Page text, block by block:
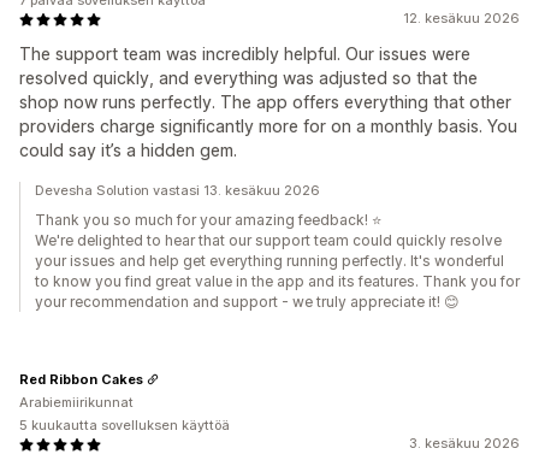
12. kesäkuu 2026
The support team was incredibly helpful. Our issues were
resolved quickly, and everything was adjusted so that the
shop now runs perfectly. The app offers everything that other
providers charge significantly more for on a monthly basis. You
could say it’s a hidden gem.
Devesha Solution vastasi 13. kesäkuu 2026
Thank you so much for your amazing feedback! ⭐
We're delighted to hear that our support team could quickly resolve
your issues and help get everything running perfectly. It's wonderful
to know you find great value in the app and its features. Thank you for
your recommendation and support - we truly appreciate it! 😊
3. kesäkuu 2026
Red Ribbon Cakes
Arabiemiirikunnat
5 kuukautta sovelluksen käyttöä